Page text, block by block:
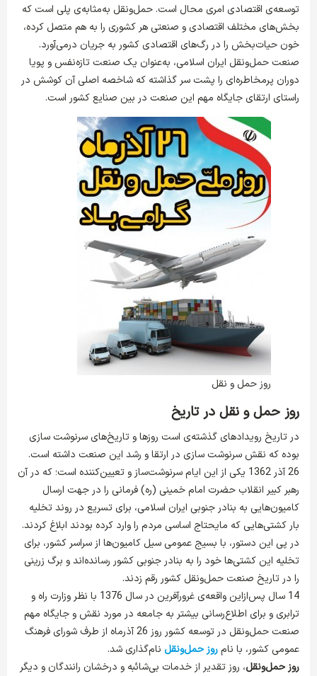
توسعه‌ی اقتصادی امری محال است. حمل‌ونقل به‌مثابه‌ی پلی است که
بخش‌های مختلف اقتصادی و صنعتی هر کشوری را به هم متصل کرده،
خون حیات‌بخش را در رگ‌های اقتصادی کشور به جریان درمی‌آورد.
صنعت حمل‌ونقل ایران اسلامی، به‌عنوان یک صنعت تازه‌نفس و پویا
دوران پرمخاطره‌ای را پشت سر گذاشته که شاخصه اصلی آن کوشش در
راستای ارتقای جایگاه مهم این صنعت در بین صنایع کشور است.
روز حمل و نقل
روز حمل و نقل در تاریخ
در تاریخ رویدادهای گذشته‌ی است روزها و تاریخ‌های سرنوشت سازی
بوده که نقش سرنوشت سازی در ارتقا و رشد این صنعت داشته است.
26 آذر 1362 یکی از این ایام سرنوشت‌ساز و تعیین‌کننده است؛ که در آن
رهبر کبیر انقلاب حضرت امام خمینی (ره) فرمانی را در جهت ارسال
کامیون‌هایی به بنادر جنوبی ایران اسلامی، برای تسریع در روند تخلیه
بار کشتی‌هایی که مایحتاج اساسی مردم را وارد کرده بودند ابلاغ کردند.
در پی این دستور، با بسیج عمومی سیل کامیون‌ها از سراسر کشور، برای
تخلیه این کشتی‌ها خود را به بنادر جنوبی کشور رسانده‌اند و برگ زرینی
را در تاریخ صنعت حمل‌ونقل کشور رقم زدند.
14 سال پس‌ازاین واقعه‌ی غرورآفرین در سال 1376 با نظر وزارت راه و
ترابری و برای اطلاع‌رسانی بیشتر به جامعه در مورد نقش و جایگاه مهم
صنعت حمل‌ونقل در توسعه کشور روز 26 آذرماه از طرف شورای فرهنگ
عمومی کشور، با نامروز حمل‌ونقل نام‌گذاری شد.
روز حمل‌ونقل، روز تقدیر از خدمات بی‌شائبه و درخشان رانندگان و دیگر